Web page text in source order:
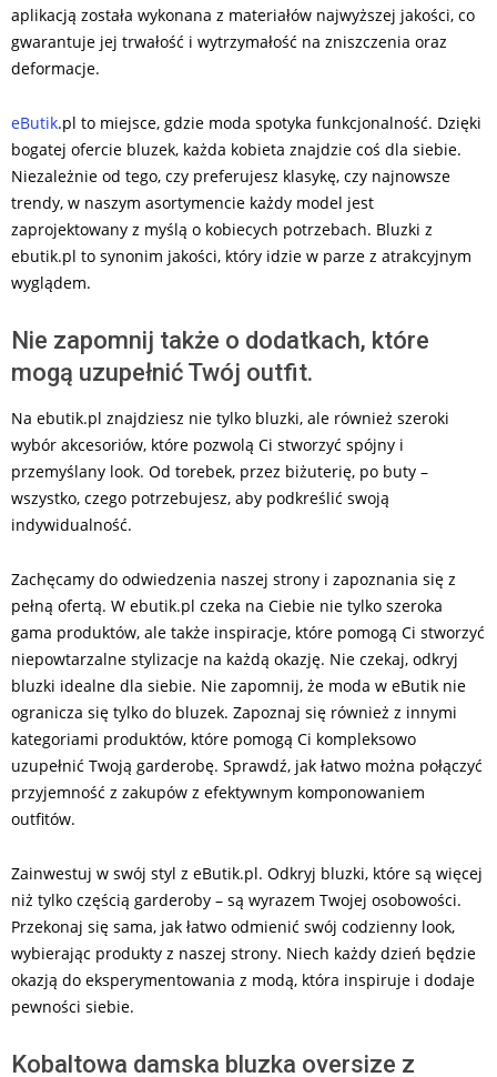
aplikacją została wykonana z materiałów najwyższej jakości, co
gwarantuje jej trwałość i wytrzymałość na zniszczenia oraz
deformacje.
eButik.pl to miejsce, gdzie moda spotyka funkcjonalność. Dzięki
bogatej ofercie bluzek, każda kobieta znajdzie coś dla siebie.
Niezależnie od tego, czy preferujesz klasykę, czy najnowsze
trendy, w naszym asortymencie każdy model jest
zaprojektowany z myślą o kobiecych potrzebach. Bluzki z
ebutik.pl to synonim jakości, który idzie w parze z atrakcyjnym
wyglądem.
Nie zapomnij także o dodatkach, które
mogą uzupełnić Twój outfit.
Na ebutik.pl znajdziesz nie tylko bluzki, ale również szeroki
wybór akcesoriów, które pozwolą Ci stworzyć spójny i
przemyślany look. Od torebek, przez biżuterię, po buty –
wszystko, czego potrzebujesz, aby podkreślić swoją
indywidualność.
Zachęcamy do odwiedzenia naszej strony i zapoznania się z
pełną ofertą. W ebutik.pl czeka na Ciebie nie tylko szeroka
gama produktów, ale także inspiracje, które pomogą Ci stworzyć
niepowtarzalne stylizacje na każdą okazję. Nie czekaj, odkryj
bluzki idealne dla siebie. Nie zapomnij, że moda w eButik nie
ogranicza się tylko do bluzek. Zapoznaj się również z innymi
kategoriami produktów, które pomogą Ci kompleksowo
uzupełnić Twoją garderobę. Sprawdź, jak łatwo można połączyć
przyjemność z zakupów z efektywnym komponowaniem
outfitów.
Zainwestuj w swój styl z eButik.pl. Odkryj bluzki, które są więcej
niż tylko częścią garderoby – są wyrazem Twojej osobowości.
Przekonaj się sama, jak łatwo odmienić swój codzienny look,
wybierając produkty z naszej strony. Niech każdy dzień będzie
okazją do eksperymentowania z modą, która inspiruje i dodaje
pewności siebie.
Kobaltowa damska bluzka oversize z